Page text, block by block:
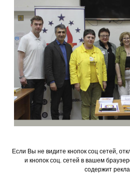
Если Вы не видите кнопок соц сетей,
и кнопок соц. сетей в вашем
содержит